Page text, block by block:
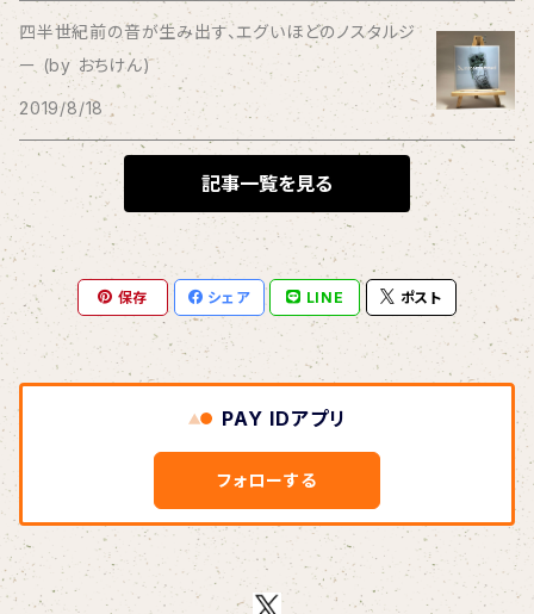
The Beths
THE BLACK SHANSONS
BLONDnewHALF
Blondy
BOAR HUNTER
bud&harbor
Bulbs Of Passion
B玉
Calme Adiction
四半世紀前の音が生み出す、エグいほどのノスタルジ
ー (by おちけん)
2019/8/18
記事一覧を見る
保存 シェア LINE ポスト
PAY IDアプリ
フォローする